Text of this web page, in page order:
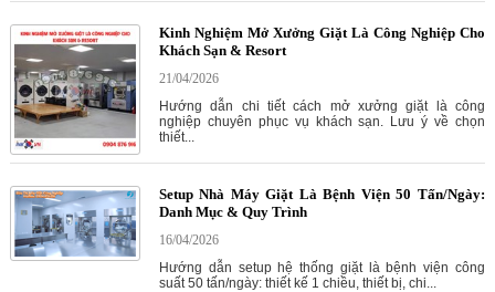
Kinh Nghiệm Mở Xưởng Giặt Là Công Nghiệp Cho
Khách Sạn & Resort
21/04/2026
Hướng dẫn chi tiết cách mở xưởng giặt là công
nghiệp chuyên phục vụ khách sạn. Lưu ý về chọn
thiết...
Setup Nhà Máy Giặt Là Bệnh Viện 50 Tấn/Ngày:
Danh Mục & Quy Trình
16/04/2026
Hướng dẫn setup hệ thống giặt là bệnh viện công
suất 50 tấn/ngày: thiết kế 1 chiều, thiết bị, chi...